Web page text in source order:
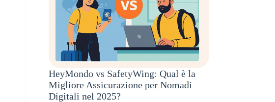
HeyMondo vs SafetyWing: Qual è la
Migliore Assicurazione per Nomadi
Digitali nel 2025?